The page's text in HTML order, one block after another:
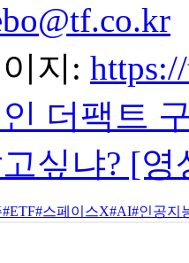
지:
더팩트
싶냐? [
#ETF#스페이스X#AI#인공지